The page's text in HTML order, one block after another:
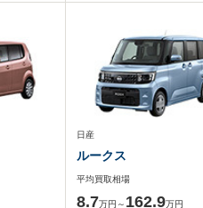
日産
ルークス
平均買取相場
8.7万円～ 162.9万円